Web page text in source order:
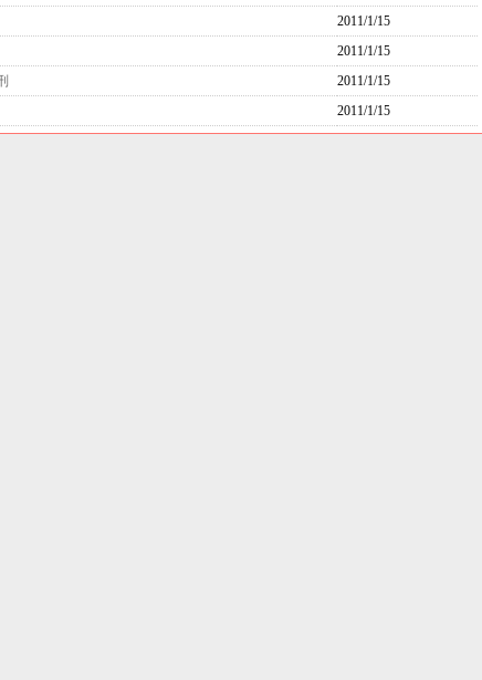
2011/1/15
2011/1/15
2011/1/15
2011/1/15